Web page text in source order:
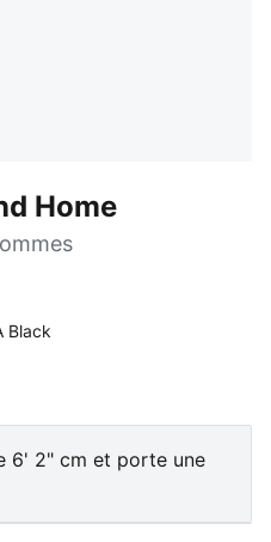
Home
Black
6' 2" cm et porte une